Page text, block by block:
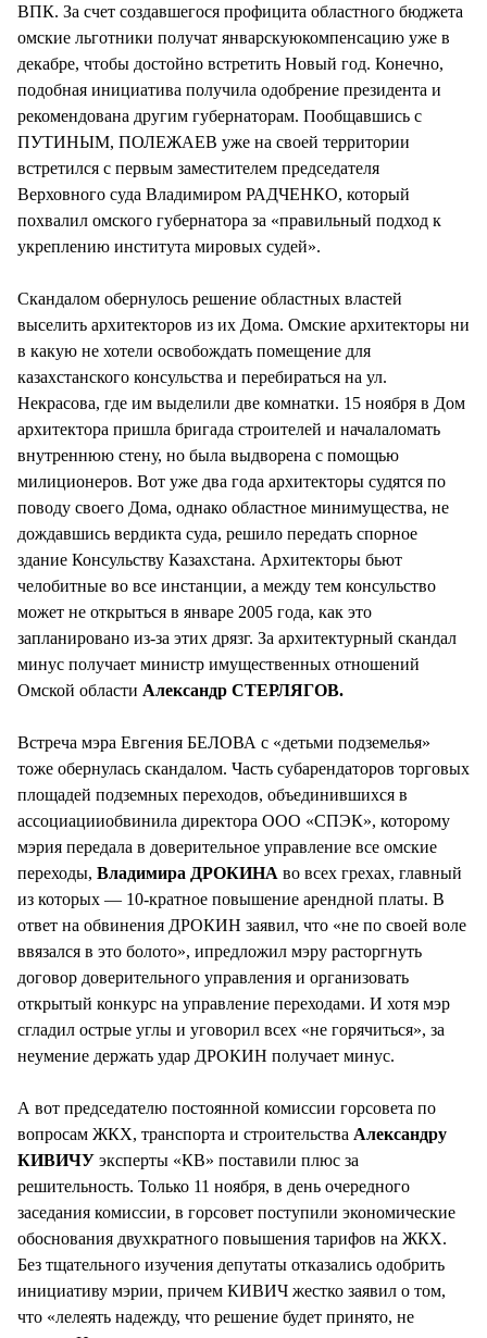
ВПК. За счет создавшегося профицита областного бюджета
омские льготники получат январскуюкомпенсацию уже в
декабре, чтобы достойно встретить Новый год. Конечно,
подобная инициатива получила одобрение президента и
рекомендована другим губернаторам. Пообщавшись с
ПУТИНЫМ, ПОЛЕЖАЕВ уже на своей территории
встретился с первым заместителем председателя
Верховного суда Владимиром РАДЧЕНКО, который
похвалил омского губернатора за «правильный подход к
укреплению института мировых судей».
Скандалом обернулось решение областных властей
выселить архитекторов из их Дома. Омские архитекторы ни
в какую не хотели освобождать помещение для
казахстанского консульства и перебираться на ул.
Некрасова, где им выделили две комнатки. 15 ноября в Дом
архитектора пришла бригада строителей и началаломать
внутреннюю стену, но была выдворена с помощью
милиционеров. Вот уже два года архитекторы судятся по
поводу своего Дома, однако областное минимущества, не
дождавшись вердикта суда, решило передать спорное
здание Консульству Казахстана. Архитекторы бьют
челобитные во все инстанции, а между тем консульство
может не открыться в январе 2005 года, как это
запланировано из-за этих дрязг. За архитектурный скандал
минус получает министр имущественных отношений
Омской области Александр СТЕРЛЯГОВ.
Встреча мэра Евгения БЕЛОВА с «детьми подземелья»
тоже обернулась скандалом. Часть субарендаторов торговых
площадей подземных переходов, объединившихся в
ассоциацииобвинила директора ООО «СПЭК», которому
мэрия передала в доверительное управление все омские
переходы, Владимира ДРОКИНА во всех грехах, главный
из которых — 10-кратное повышение арендной платы. В
ответ на обвинения ДРОКИН заявил, что «не по своей воле
ввязался в это болото», ипредложил мэру расторгнуть
договор доверительного управления и организовать
открытый конкурс на управление переходами. И хотя мэр
сгладил острые углы и уговорил всех «не горячиться», за
неумение держать удар ДРОКИН получает минус.
А вот председателю постоянной комиссии горсовета по
вопросам ЖКХ, транспорта и строительства Александру
КИВИЧУ эксперты «КВ» поставили плюс за
решительность. Только 11 ноября, в день очередного
заседания комиссии, в горсовет поступили экономические
обоснования двухкратного повышения тарифов на ЖКХ.
Без тщательного изучения депутаты отказались одобрить
инициативу мэрии, причем КИВИЧ жестко заявил о том,
что «лелеять надежду, что решение будет принято, не